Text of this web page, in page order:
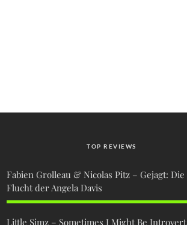
TOP REVIEWS
Fabien Grolleau & Nicolas Pitz – Gejagt: Die
Flucht der Angela Davis
Little Simz – Sometimes I Might Be Introvert